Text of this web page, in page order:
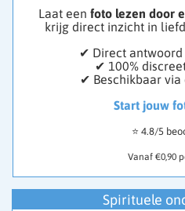
Laat een foto lezen door
krijg direct inzicht in
✔ Direct
✔ 100%
✔ Beschikbaar
Start jouw
⭐ 4.8/5
Vanaf €0,90
Spirituele